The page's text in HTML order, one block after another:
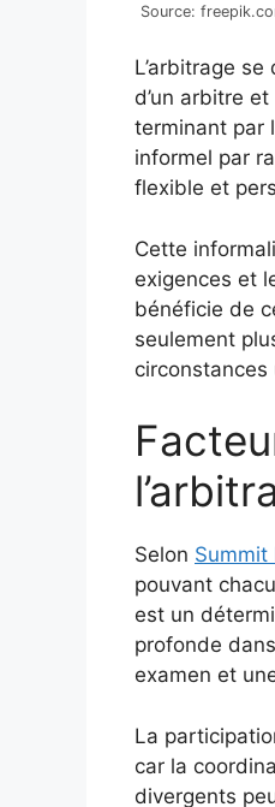
Source:
L’arbitrage
d’un arbitre
terminant par
informel par
flexible et
Cette
exigences et
bénéficie de
seulement
Selon Summit
pouvant
est un
profonde
examen et
La
car la
divergents